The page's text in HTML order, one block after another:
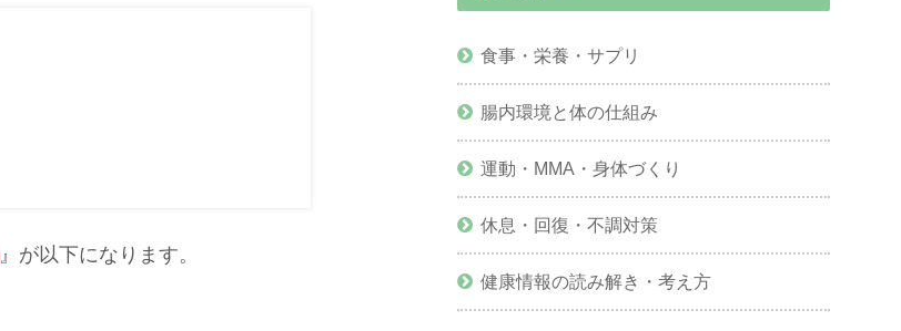
』が以下になります。
食事・栄養・サプリ
腸内環境と体の仕組み
運動・MMA・身体づくり
休息・回復・不調対策
健康情報の読み解き・考え方